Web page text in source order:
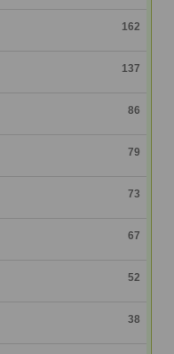
162
137
86
79
73
67
52
38